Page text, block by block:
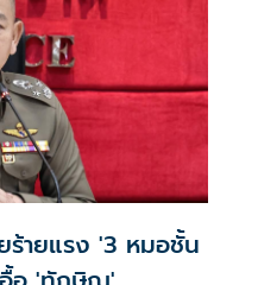
ายแรง '3 หมอชั้น